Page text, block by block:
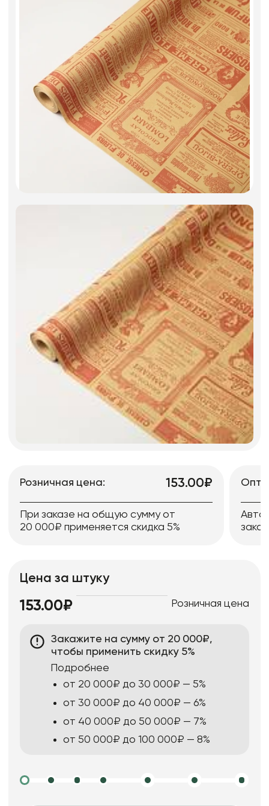
Изделия из металла
Сухоцветы
Розничная цена: 153.00₽
При заказе на общую сумму от
20 000₽ применяется скидка 5%
Цена за штуку
153.00₽ Розничная цена
Закажите на сумму от 20 000₽,
чтобы применить скидку 5%
Подробнее
от 20 000₽ до 30 000₽ — 5%
от 30 000₽ до 40 000₽ — 6%
от 40 000₽ до 50 000₽ — 7%
от 50 000₽ до 100 000₽ — 8%